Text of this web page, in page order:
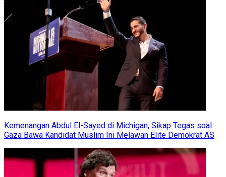
Kemenangan Abdul El-Sayed di Michigan, Sikap Tegas soal
Gaza Bawa Kandidat Muslim Ini Melawan Elite Demokrat AS